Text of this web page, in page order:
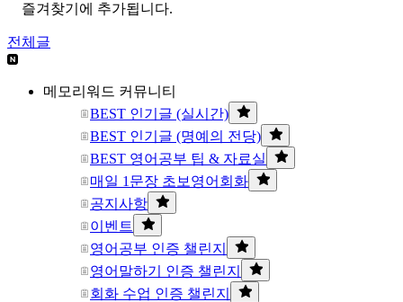
즐겨찾기에 추가됩니다.
전체글
메모리워드 커뮤니티
BEST 인기글 (실시간)
BEST 인기글 (명예의 전당)
BEST 영어공부 팁 & 자료실
매일 1문장 초보영어회화
공지사항
이벤트
영어공부 인증 챌린지
영어말하기 인증 챌린지
회화 수업 인증 챌린지